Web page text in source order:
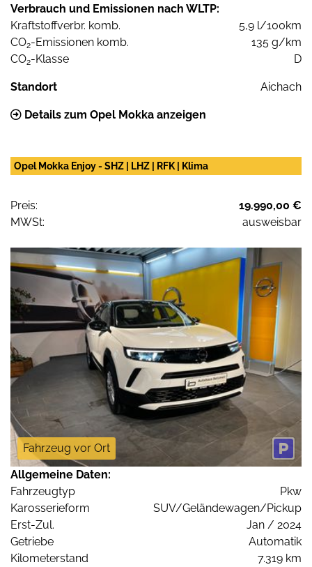
Verbrauch und Emissionen nach WLTP:
Kraftstoffverbr. komb.
5,9 l/100km
CO2-Emissionen komb.
135 g/km
CO2-Klasse D
Standort Aichach
Details zum Opel Mokka anzeigen
Opel Mokka Enjoy - SHZ | LHZ | RFK | Klima
Preis:
19.990,00 €
MWSt:
ausweisbar
Fahrzeug vor Ort
Allgemeine Daten:
Fahrzeugtyp
Pkw
Karosserieform
SUV/Geländewagen/Pickup
Erst-Zul.
Jan / 2024
Getriebe
Automatik
Kilometerstand
7.319 km